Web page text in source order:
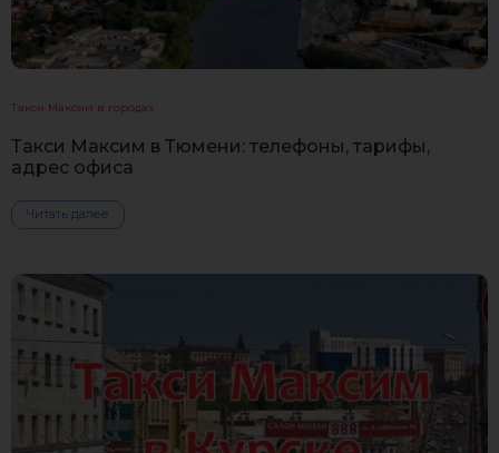
Такси Максим в городах
Такси Максим в Тюмени: телефоны, тарифы,
адрес офиса
Читать далее